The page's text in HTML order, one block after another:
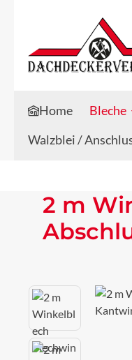
Zum Hauptinhalt springen
Zur Suche springen
Home Bleche
Walzblei /
2 m
Bildergalerie